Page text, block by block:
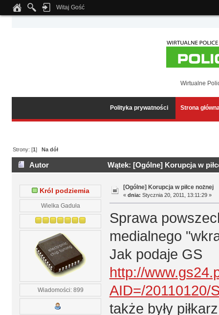
Notice: Undefined index: tapatalk_body_hook in
Witaj Gość
Wirtualne
Polityka prywatności Strona
Strony: [1]Na dół
Autor Wątek: [Ogólne] Korupcja w
Król podziemia
Wielka Gaduła
Wiadomości: 899
[Ogólne] Korupcja w piłce nożnej
« dnia: Stycznia 20, 2011, 13:11:29 »
Sprawa
medialnego
Jak podaje GS
http://
AID=/20110120/
także były